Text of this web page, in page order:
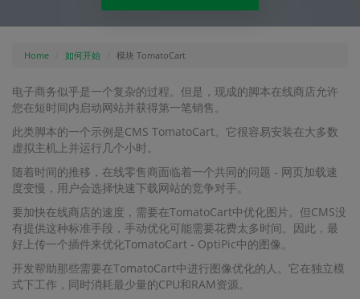
Home 如何开始 模块 TomatoCart
电子商务似乎是一个复杂的过程。但是，现成的脚本在线商店允许
您在短时间内启动网站并获得第一笔销售。
此类脚本的一个示例是CMS TomatoCart。它很容易安装在大多数
虚拟主机上并运行几个小时。
随着时间的推移，在线零售商面临着一个共同的问题 - 网页加载速
度变慢，用户会选择快速下载网站的竞争对手。
要加快在线商店的速度，需要在TomatoCart中优化图片。但CMS没
有提供这种标准手段，手动优化可能需要花费太多时间。因此，最
好上传一个插件来优化TomatoCart - OptiPic中的图像。
开发帮助那些需要在TomatoCart中进行图像优化的人。它在独立模
式下工作，同时消耗最少量的CPU和RAM资源。